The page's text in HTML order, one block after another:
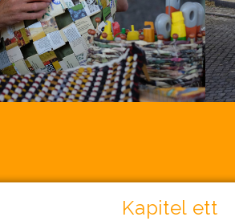
Kapitel ett